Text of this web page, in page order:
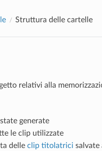
Struttura delle cartelle
relativi alla
generate
le clip utilizzate
delle clip titolatrici salvate